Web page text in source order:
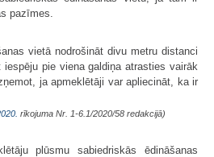
pazīmes.
vietā nodrošināt divu metru distanci
iespēju pie viena galdiņa atrasties vairāk
ja apmeklētāji var apliecināt, ka ir
rīkojuma Nr. 1-6.1/2020/58 redakcijā)
plūsmu sabiedriskās ēdināšanas